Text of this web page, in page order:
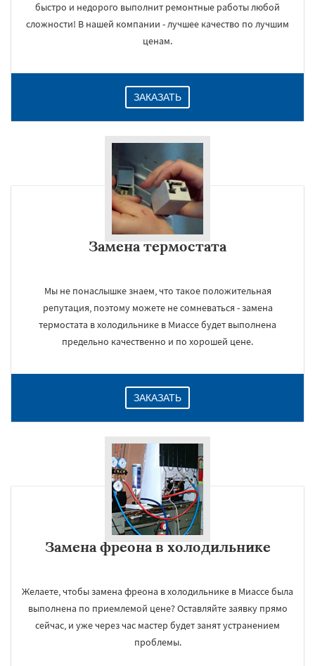
быстро и недорого выполнит ремонтные работы любой
сложности! В нашей компании - лучшее качество по лучшим
ценам.
ЗАКАЗАТЬ
Замена термостата
Мы не понаслышке знаем, что такое положительная
репутация, поэтому можете не сомневаться - замена
термостата в холодильнике в Миассе будет выполнена
предельно качественно и по хорошей цене.
ЗАКАЗАТЬ
Замена фреона в холодильнике
Желаете, чтобы замена фреона в холодильнике в Миассе была
выполнена по приемлемой цене? Оставляйте заявку прямо
сейчас, и уже через час мастер будет занят устранением
проблемы.